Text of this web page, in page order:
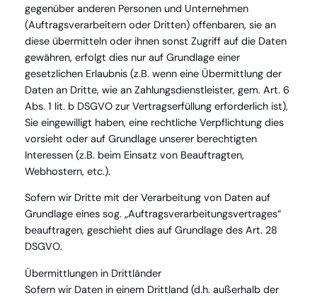
gegenüber anderen Personen und Unternehmen
(Auftragsverarbeitern oder Dritten) offenbaren, sie an
diese übermitteln oder ihnen sonst Zugriff auf die Daten
gewähren, erfolgt dies nur auf Grundlage einer
gesetzlichen Erlaubnis (z.B. wenn eine Übermittlung der
Daten an Dritte, wie an Zahlungsdienstleister, gem. Art. 6
Abs. 1 lit. b DSGVO zur Vertragserfüllung erforderlich ist),
Sie eingewilligt haben, eine rechtliche Verpflichtung dies
vorsieht oder auf Grundlage unserer berechtigten
Interessen (z.B. beim Einsatz von Beauftragten,
Webhostern, etc.).
Sofern wir Dritte mit der Verarbeitung von Daten auf
Grundlage eines sog. „Auftragsverarbeitungsvertrages“
beauftragen, geschieht dies auf Grundlage des Art. 28
DSGVO.
Übermittlungen in Drittländer
Sofern wir Daten in einem Drittland (d.h. außerhalb der